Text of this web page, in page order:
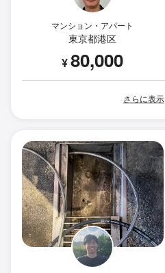
マンション・アパート
東京都港区
¥80,000
さらに表示